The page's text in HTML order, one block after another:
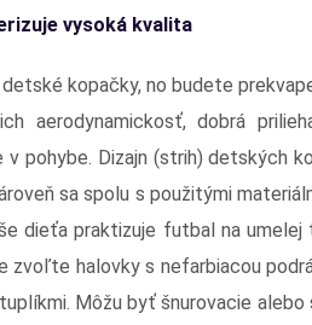
vysoká kvalita
kopačky, no budete
aerodynamickosť, dobrá
pohybe. Dizajn (strih) detských
sa spolu s použitými
dieťa praktizuje futbal na
zvoľte halovky s nefarbiacou
Môžu byť šnurovacie alebo